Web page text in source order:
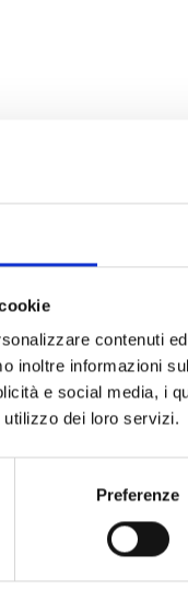
contenuti
inoltre informazioni
e social media, i
dei loro servizi.
Preferenze
Nazionale ed